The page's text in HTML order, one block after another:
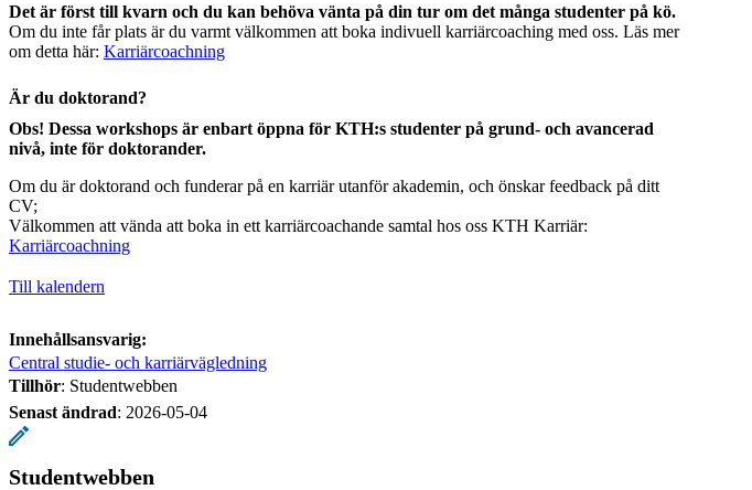
Det är först till kvarn och du kan behöva vänta på din tur om det många studenter på kö.
Om du inte får plats är du varmt välkommen att boka indivuell karriärcoaching med oss. Läs mer
om detta här: Karriärcoachning
Är du doktorand?
Obs! Dessa workshops är enbart öppna för KTH:s studenter på grund- och avancerad
nivå, inte för doktorander.
Om du är doktorand och funderar på en karriär utanför akademin, och önskar feedback på ditt
CV;
Välkommen att vända att boka in ett karriärcoachande samtal hos oss KTH Karriär:
Karriärcoachning
Till kalendern
Innehållsansvarig:
Central studie- och karriärvägledning
Tillhör: Studentwebben
Senast ändrad: 2026-05-04
Studentwebben